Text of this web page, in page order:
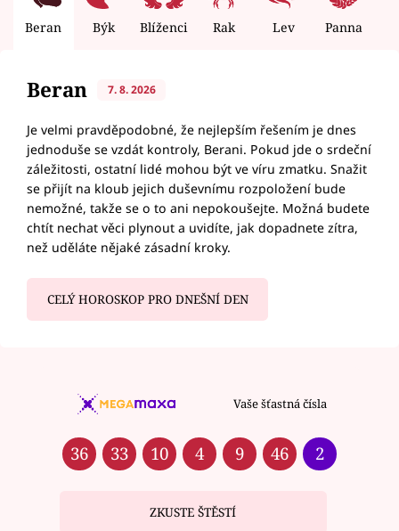
Beran Býk Blíženci Rak Lev Panna
Beran 7. 8. 2026
Je velmi pravděpodobné, že nejlepším řešením je dnes
jednoduše se vzdát kontroly, Berani. Pokud jde o srdeční
záležitosti, ostatní lidé mohou být ve víru zmatku. Snažit
se přijít na kloub jejich duševnímu rozpoložení bude
nemožné, takže se o to ani nepokoušejte. Možná budete
chtít nechat věci plynout a uvidíte, jak dopadnete zítra,
než uděláte nějaké zásadní kroky.
CELÝ HOROSKOP PRO DNEŠNÍ DEN
Vaše šťastná čísla
36 33 10 4 9 46 2
ZKUSTE ŠTĚSTÍ